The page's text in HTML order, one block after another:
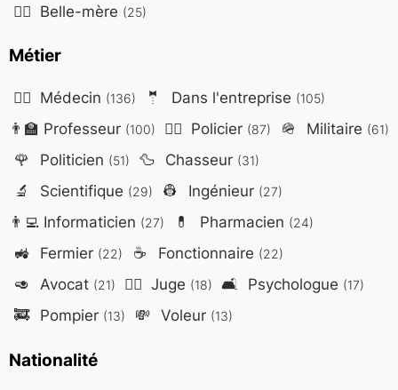
🤷‍♀️ Belle-mère (25)
Métier
👨‍⚕️ Médecin (136) 🤵 Dans l'entreprise (105)
👨‍🏫 Professeur (100) 👮‍♂️ Policier (87) 🪖 Militaire (61)
🌹 Politicien (51) 🦆 Chasseur (31)
🔬 Scientifique (29) 👷 Ingénieur (27)
👨‍💻Informaticien (27) 💊 Pharmacien (24)
🚜 Fermier (22) ☕ Fonctionnaire (22)
🥑 Avocat (21) 👨‍⚖️ Juge (18) 🛋️ Psychologue (17)
🚒 Pompier (13) 💸 Voleur (13)
Nationalité